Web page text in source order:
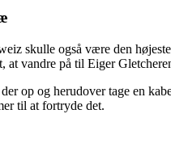
skulle også være den
at vandre på til Eiger
op og herudover tage en
til at fortryde det.